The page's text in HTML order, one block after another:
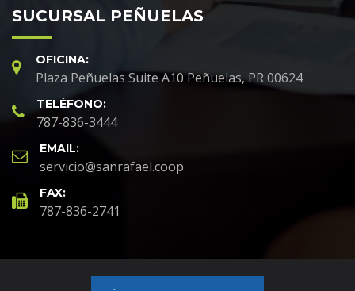
SUCURSAL PEÑUELAS
OFICINA:
Plaza Peñuelas Suite A10 Peñuelas, PR 00624
TELÉFONO:
787-836-3444
EMAIL:
servicio@sanrafael.coop
FAX:
787-836-2741